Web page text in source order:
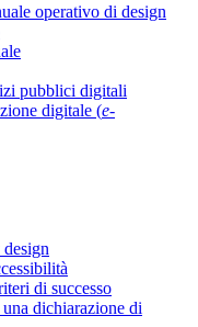
operativo di design
pubblici digitali
digitale (e-
di successo
dichiarazione di